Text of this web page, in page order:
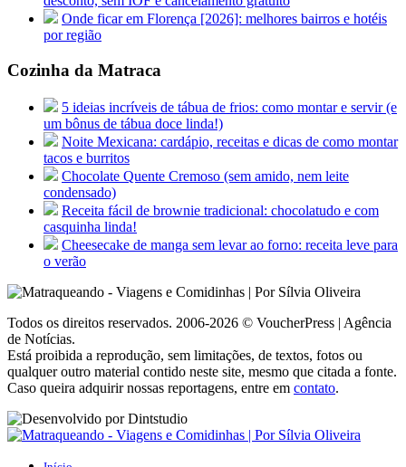
Onde ficar em Florença [2026]: melhores bairros e hotéis
por região
Cozinha da Matraca
5 ideias incríveis de tábua de frios: como montar e servir (e
um bônus de tábua doce linda!)
Noite Mexicana: cardápio, receitas e dicas de como montar
tacos e burritos
Chocolate Quente Cremoso (sem amido, nem leite
condensado)
Receita fácil de brownie tradicional: chocolatudo e com
casquinha linda!
Cheesecake de manga sem levar ao forno: receita leve para
o verão
Todos os direitos reservados. 2006-2026 © VoucherPress | Agência
de Notícias.
Está proibida a reprodução, sem limitações, de textos, fotos ou
qualquer outro material contido neste site, mesmo que citada a fonte.
Caso queira adquirir nossas reportagens, entre em contato.